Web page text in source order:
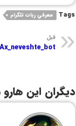
Tags معرفي ربات تلگرام
قبل
Ax_neveshte_bot
دیگران این